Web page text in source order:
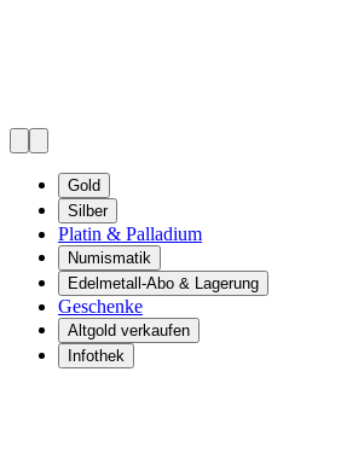
Gold
Silber
Platin & Palladium
Numismatik
Edelmetall-Abo & Lagerung
Geschenke
Altgold verkaufen
Infothek